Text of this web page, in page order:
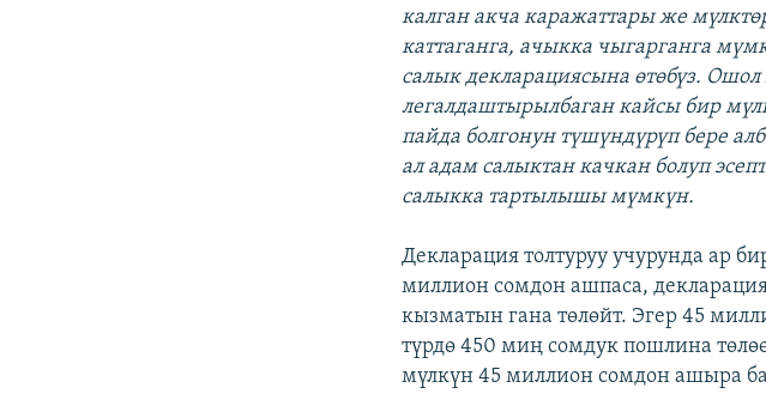
калган акча каражаттары же
каттаганга, ачыкка чыгарганга
салык декларациясына өтөбүз.
легалдаштырылбаган кайсы бир
пайда болгонун түшүндүрүп бере
ал адам салыктан качкан болуп
салыкка тартылышы мүмкүн.
Декларация толтуруу учурунда ар
миллион сомдон ашпаса,
кызматын гана төлөйт. Эгер 45
түрдө 450 миң сомдук пошлина
мүлкүн 45 миллион сомдон ашыра